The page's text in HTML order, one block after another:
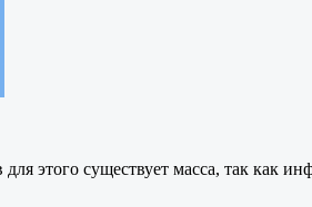
этого существует масса, так как